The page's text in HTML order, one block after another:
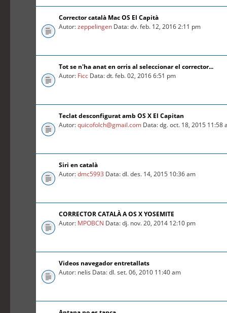
Corrector català Mac OS El Capità
Autor:zeppelingen Data: dv. feb. 12, 2016 2:11 pm
Tot se n'ha anat en orris al seleccionar el corrector...
Autor: Ficc Data: dt. feb. 02, 2016 6:51 pm
Teclat desconfigurat amb OS X El Capitan
Autor:quicofolch@gmail.com Data: dg. oct. 18, 2015 11:58
Siri en català
Autor:dmc5993 Data: dl. des. 14, 2015 10:36 am
CORRECTOR CATALÀ A OS X YOSEMITE
Autor: MPOBCN Data: dj. nov. 20, 2014 12:10 pm
Videos navegador entretallats
Autor: nelis Data: dl. set. 06, 2010 11:40 am